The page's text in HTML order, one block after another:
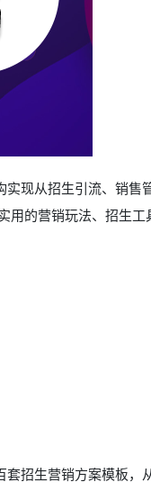
实现从招生引流、销售
用的营销玩法、招生工
招生营销方案模板，